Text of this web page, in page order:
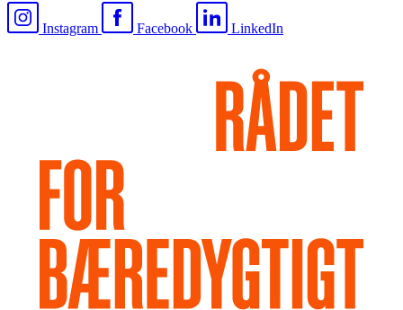
Instagram Facebook LinkedIn